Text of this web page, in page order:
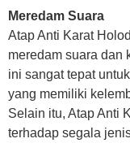
Meredam Suara
Atap Anti Karat
meredam suara dan
ini sangat tepat
yang memiliki
Selain itu, Atap Anti
terhadap segala